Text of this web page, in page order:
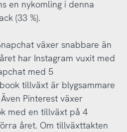
en nykomling i denna
(33 %).
växer snabbare än
har Instagram vuxit med
med 5
tillväxt är blygsammare
Pinterest växer
med en tillväxt på 4
året. Om tillväxttakten